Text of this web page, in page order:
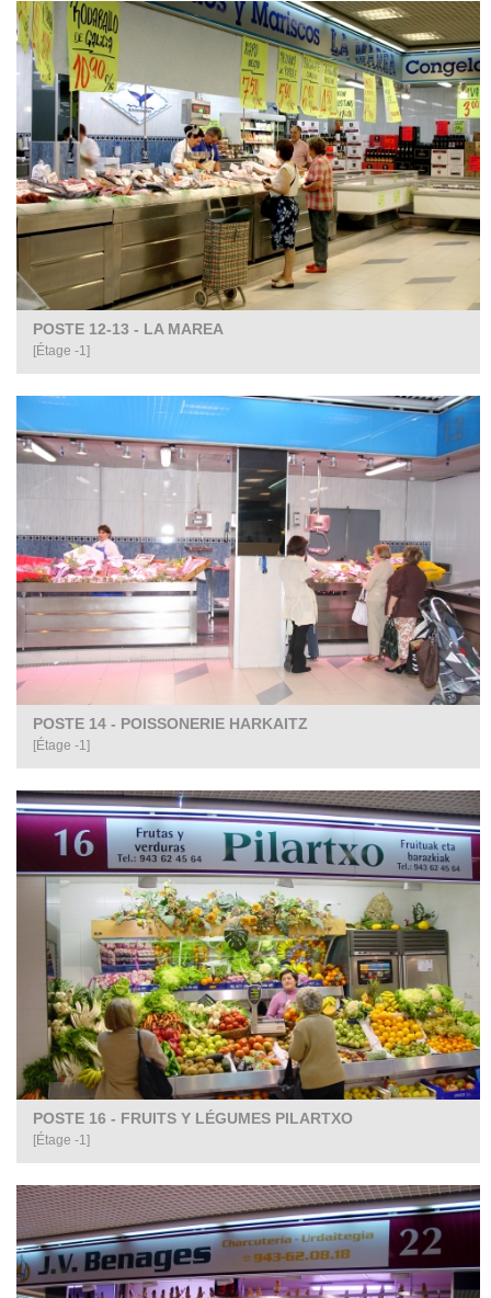
POSTE 12-13 - LA MAREA
[Étage -1]
POSTE 14 - POISSONERIE HARKAITZ
[Étage -1]
POSTE 16 - FRUITS Y LÉGUMES PILARTXO
[Étage -1]